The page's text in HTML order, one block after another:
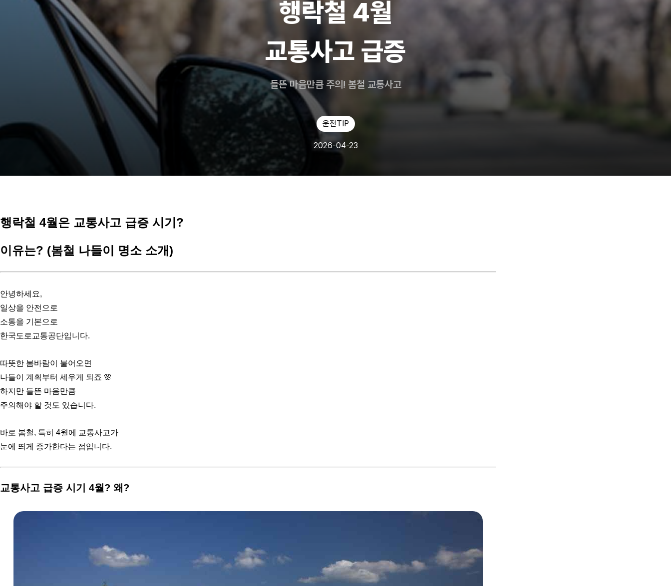
행락철 4월
교통사고 급증
들뜬 마음만큼 주의! 봄철 교통사고
운전TIP
2026-04-23
행락철 4월은 교통사고 급증 시기?
이유는? (봄철 나들이 명소 소개)
안녕하세요,
일상을 안전으로
소통을 기본으로
한국도로교통공단입니다.
따뜻한 봄바람이 불어오면
나들이 계획부터 세우게 되죠 🌸
하지만 들뜬 마음만큼
주의해야 할 것도 있습니다.
바로 봄철, 특히 4월에 교통사고가
눈에 띄게 증가한다는 점입니다.
교통사고 급증 시기 4월? 왜?